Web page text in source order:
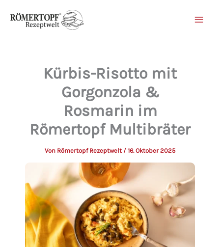
Inhalt
Kürbis-Risotto mit
Gorgonzola &
Rosmarin im
Römertopf Multibräter
Von Römertopf Rezeptwelt / 16. Oktober 2025